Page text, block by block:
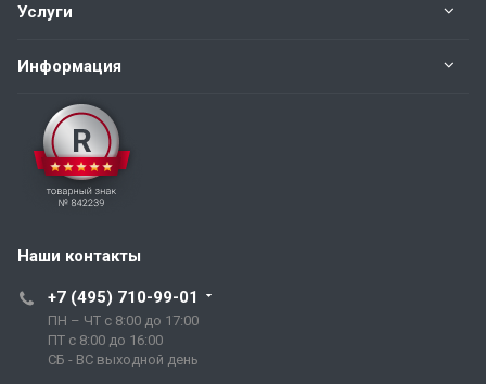
Услуги
Информация
Наши контакты
+7 (495) 710-99-01
ПН – ЧТ с 8:00 до 17:00
ПТ с 8:00 до 16:00
СБ - ВС выходной день